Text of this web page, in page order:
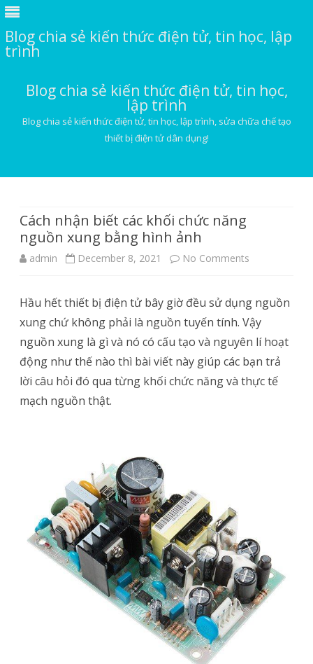
Blog chia sẻ kiến thức điện tử, tin học, lập
trình
Blog chia sẻ kiến thức điện tử, tin học,
lập trình
Blog chia sẻ kiến thức điện tử, tin học, lập trình, sửa chữa chế tạo
thiết bị điện tử dân dụng!
Cách nhận biết các khối chức năng
nguồn xung bằng hình ảnh
admin December 8, 2021 No Comments
nhận
biết
khối
ảnh
Hầu hết thiết bị điện tử bây giờ đều sử dụng nguồn
xung chứ không phải là nguồn tuyến tính. Vậy
nguồn xung là gì và nó có cấu tạo và nguyên lí hoạt
động như thế nào thì bài viết này giúp các bạn trả
lời câu hỏi đó qua từng khối chức năng và thực tế
mạch nguồn thật.